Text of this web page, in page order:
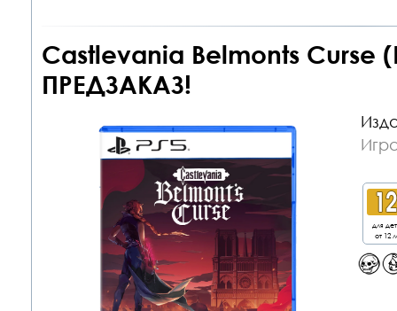
Castlevania Belmonts Curse
ПРЕДЗАКАЗ!
для
от 12